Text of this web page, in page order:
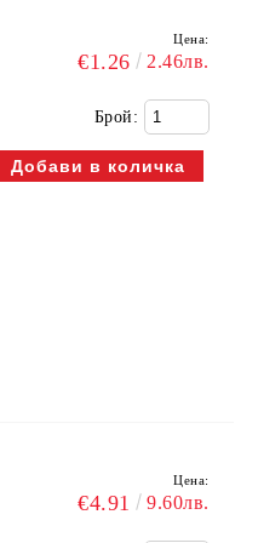
Цена:
€1.26 2.46лв.
Брой:
Цена:
€4.91 9.60лв.